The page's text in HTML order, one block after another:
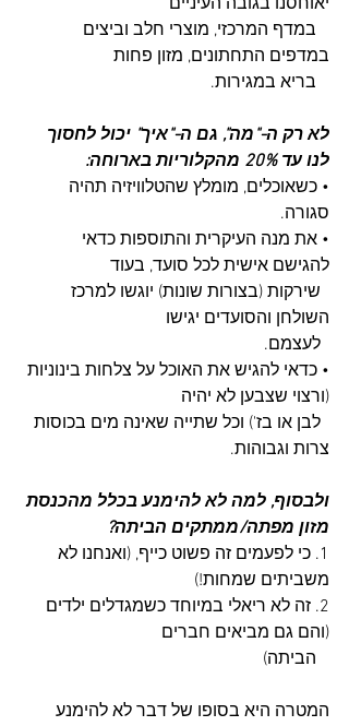
יאוחסנו בגובה העיניים
   במדף המרכזי, מוצרי חלב וביצים
במדפים התחתונים, מזון פחות
לא רק ה-"מה", גם ה-"איך" יכול לחסוך
לנו עד 20% מהקלוריות בארוחה:
• כשאוכלים, מומלץ שהטלוויזיה תהיה
סגורה.
• את מנה העיקרית והתוספות כדאי
להגישם אישית לכל סועד, בעוד
  שירקות (בצורות שונות) יוגשו למרכז
השולחן והסועדים יגישו
• כדאי להגיש את האוכל על צלחות בינוניות
(ורצוי שצבען לא יהיה
  לבן או בז') וכל שתייה שאינה מים בכוסות
צרות וגבוהות.
ולבסוף, למה לא להימנע בכלל מהכנסת
מזון מפתה/ממתקים הביתה?
1. כי לפעמים זה פשוט כייף, (ואנחנו לא
משביתים שמחות!)
2. זה לא ריאלי במיוחד כשמגדלים ילדים
(והם גם מביאים חברים
המטרה היא בסופו של דבר לא להימנע